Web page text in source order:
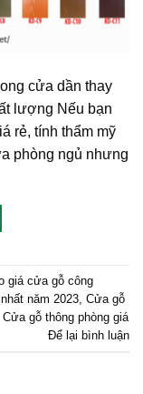
cửa dần thay
lượng Nếu bạn
rẻ, tính thẩm mỹ
phòng ngủ nhưng
giá cửa gỗ công
năm 2023 Cửa gỗ
Cửa gỗ thông phòng giá
Để lại bình luận